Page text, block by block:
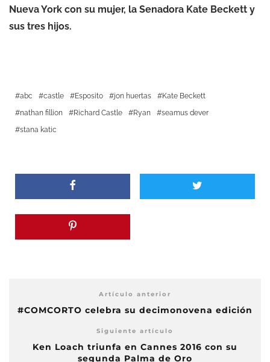
Nueva York con su mujer, la Senadora Kate Beckett y
sus tres hijos.
abc castle Esposito jon huertas
Kate Beckett
nathan fillion
Richard Castle Ryan
seamus dever
stana katic
Artículo anterior
#COMCORTO celebra su decimonovena edición
Siguiente artículo
Ken Loach triunfa en Cannes 2016 con su
segunda Palma de Oro